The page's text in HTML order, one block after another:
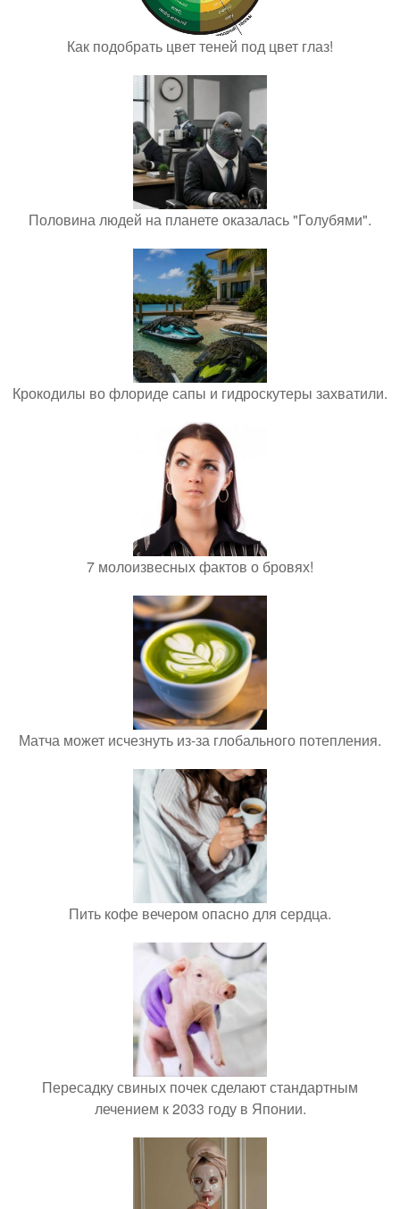
Как подобрать цвет теней под цвет глаз!
Половина людей на планете оказалась "Голубями".
Крокодилы во флориде сапы и гидроскутеры захватили.
7 молоизвесных фактов о бровях!
Матча может исчезнуть из-за глобального потепления.
Пить кофе вечером опасно для сердца.
Пересадку свиных почек сделают стандартным
лечением к 2033 году в Японии.